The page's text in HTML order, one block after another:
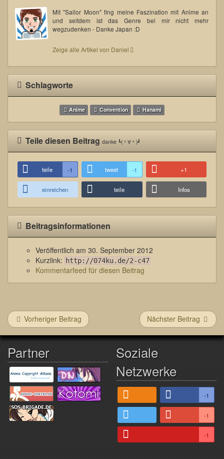
Mit "Sailor Moon" fing meine Faszination mit Anime an
und seitdem ist das Genre bei mir nicht mehr
wegzudenken - Danke Japan :D
Zeige alle Artikel von Daniel
Schlagworte
Anime Convention Hanami
Teile diesen Beitragdanke ┗(＾∀＾)┛
teile -1 tweet -1 +1
einreichen teile Infos
Beitragsinformationen
Veröffentlich am 30. September 2012
Kurzlink: http://074ku.de/2-c47
Kommentarfeed für diesen Beitrag
Vorheriger Beitrag Nächster Beitrag
Partner
Soziale
Netzwerke
-1
-1
-1